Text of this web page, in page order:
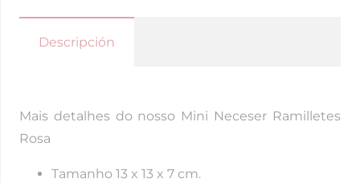
Mini
Neceser
Descripción
Mais detalhes do nosso Mini Neceser Ramilletes
Rosa
Tamanho 13 x 13 x 7 cm.